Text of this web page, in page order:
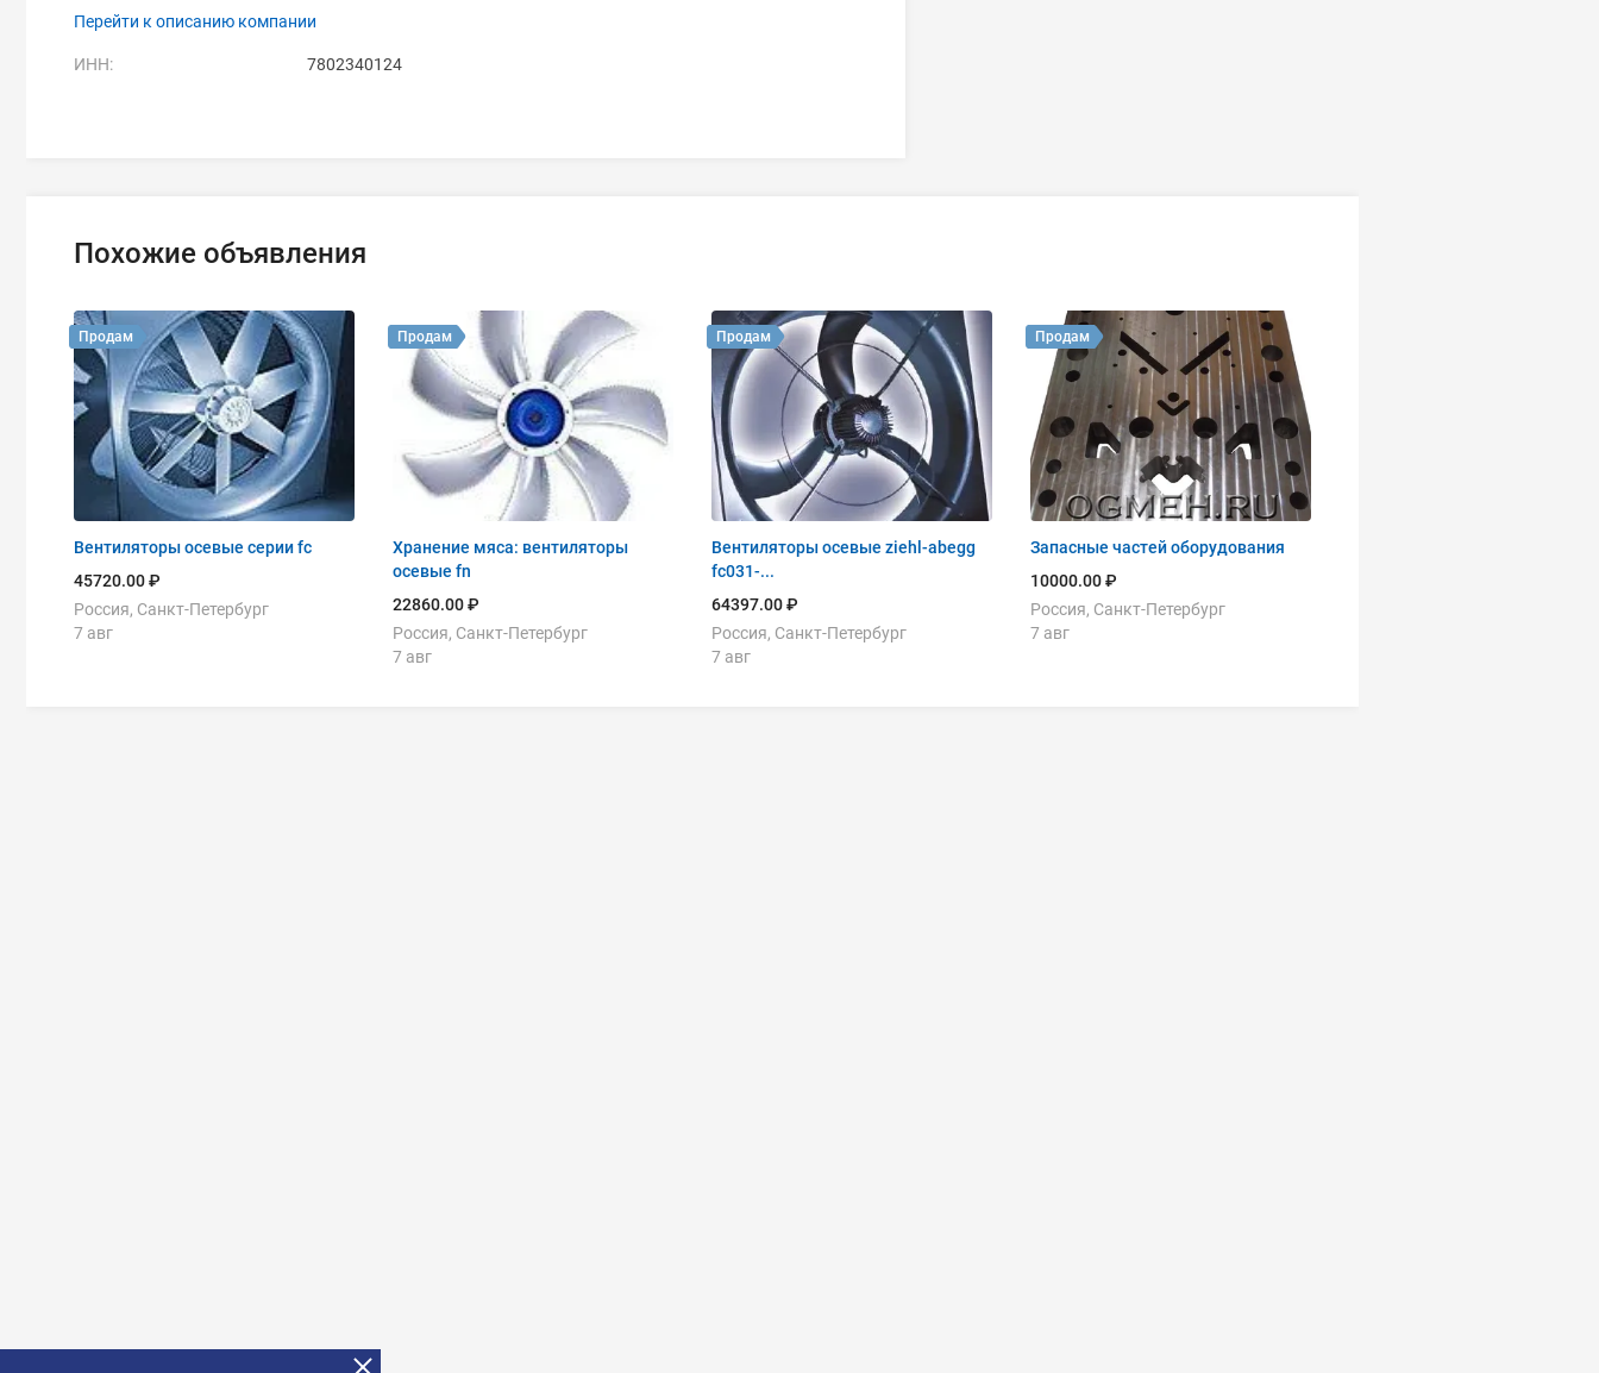
Перейти к описанию компании
ИНН: 7802340124
Похожие объявления
Вентиляторы осевые серии fc
45720.00 ₽
Россия, Санкт-Петербург
7 авг
Продам
Хранение мяса: вентиляторы
осевые fn
22860.00 ₽
Россия, Санкт-Петербург
7 авг
Продам
Вентиляторы осевые ziehl-abegg
fc031-...
64397.00 ₽
Россия, Санкт-Петербург
7 авг
Продам
Запасные частей оборудования
10000.00 ₽
Россия, Санкт-Петербург
7 авг
Продам